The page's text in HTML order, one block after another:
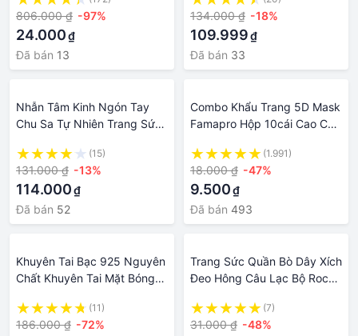
Độc Đoán Cho Nam Trang
Sức Nhẫn
806.000 ₫ -97%
24.000₫
Đã bán 13
Hạt Pha Lê Màu Vàng Vòng
Tay Trang Sức Hạt May Mắn
Cho Nam Và Nữ Vòng Tròn
Đơn Pha Lê Cho Tóc, Vòng
Tay May Mắn Cho Nam
134.000 ₫ -18%
109.999₫
Đã bán 33
Nhẫn Tâm Kinh Ngón Tay
Chu Sa Tự Nhiên Trang Sức
Nữ Ych Vòng Lục Tự Chân
Ngôn Năm Trâu Bản Mệnh
(15)
131.000 ₫ -13%
114.000₫
Đã bán 52
Combo Khẩu Trang 5D Mask
Famapro Hộp 10cái Cao Cấp
(1.991)
18.000 ₫ -47%
9.500₫
Đã bán 493
Khuyên Tai Bạc 925 Nguyên
Chất Khuyên Tai Mặt Bóng
Hàn Quốc Hoa Tai Thả Bông
Tai Vòng Tai Trang Sức Tai
(11)
186.000 ₫ -72%
Trang Sức Quần Bò Dây Xích
Đeo Hông Câu Lạc Bộ Rock
Và Nữ Chuỗi/YIDA
(7)
31.000 ₫ -48%